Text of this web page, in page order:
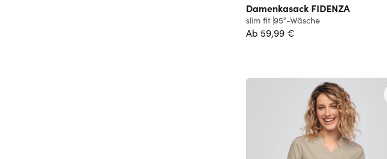
Damenkasack FIDENZA
slim fit 95°-Wäsche
Ab 59,99 €